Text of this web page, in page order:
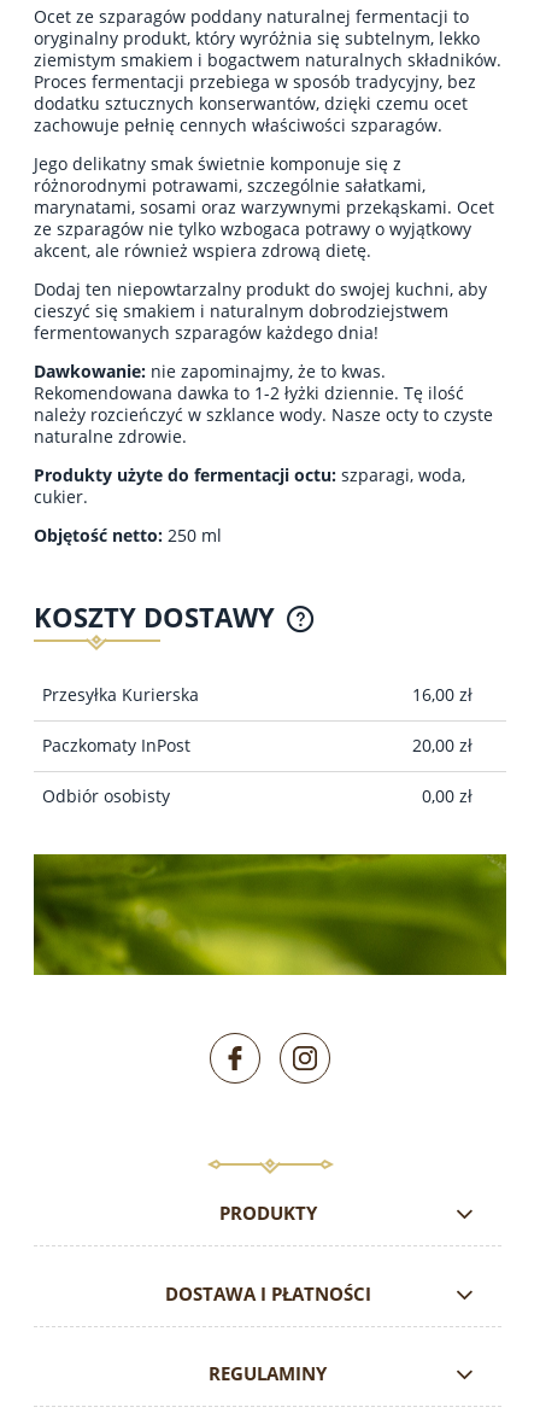
Ocet ze szparagów poddany naturalnej fermentacji to
oryginalny produkt, który wyróżnia się subtelnym, lekko
ziemistym smakiem i bogactwem naturalnych składników.
Proces fermentacji przebiega w sposób tradycyjny, bez
dodatku sztucznych konserwantów, dzięki czemu ocet
zachowuje pełnię cennych właściwości szparagów.
Jego delikatny smak świetnie komponuje się z
różnorodnymi potrawami, szczególnie sałatkami,
marynatami, sosami oraz warzywnymi przekąskami. Ocet
ze szparagów nie tylko wzbogaca potrawy o wyjątkowy
akcent, ale również wspiera zdrową dietę.
Dodaj ten niepowtarzalny produkt do swojej kuchni, aby
cieszyć się smakiem i naturalnym dobrodziejstwem
fermentowanych szparagów każdego dnia!
Dawkowanie: nie zapominajmy, że to kwas.
Rekomendowana dawka to 1-2 łyżki dziennie. Tę ilość
należy rozcieńczyć w szklance wody. Nasze octy to czyste
naturalne zdrowie.
Produkty użyte do fermentacji octu: szparagi, woda,
cukier.
Objętość netto: 250 ml
KOSZTY DOSTAWY
CENA NIE ZAWIERA EWENTUALNYCH KOSZTÓW
PŁATNOŚCI
Przesyłka Kurierska 16,00 zł
Paczkomaty InPost 20,00 zł
Odbiór osobisty 0,00 zł
PRODUKTY
DOSTAWA I PŁATNOŚCI
REGULAMINY